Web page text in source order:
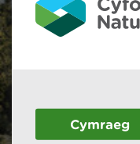
Cymraeg